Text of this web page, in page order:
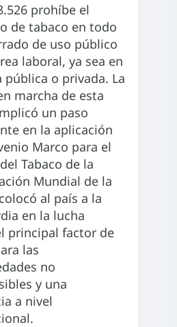
prohíbe el
de tabaco en todo
de uso público
laboral, ya sea en
pública o privada. La
marcha de esta
un paso
en la aplicación
Marco para el
Tabaco de la
Mundial de la
al país a la
en la lucha
principal factor de
las
no
y una
a nivel